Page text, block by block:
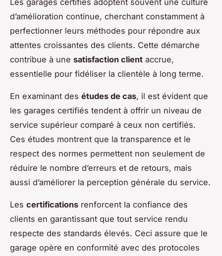
d’amélioration continue, cherchant constamment à
perfectionner leurs méthodes pour répondre aux
attentes croissantes des clients. Cette démarche
contribue à une satisfaction client accrue,
essentielle pour fidéliser la clientèle à long terme.
En examinant des études de cas, il est évident que
les garages certifiés tendent à offrir un niveau de
service supérieur comparé à ceux non certifiés.
Ces études montrent que la transparence et le
respect des normes permettent non seulement de
réduire le nombre d’erreurs et de retours, mais
aussi d’améliorer la perception générale du service.
Les certifications renforcent la confiance des
clients en garantissant que tout service rendu
respecte des standards élevés. Ceci assure que le
garage opère en conformité avec des protocoles